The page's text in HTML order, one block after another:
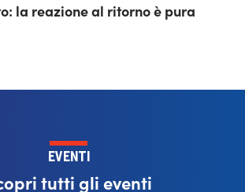
la reazione al ritorno è pura
EVENTI
tutti gli eventi